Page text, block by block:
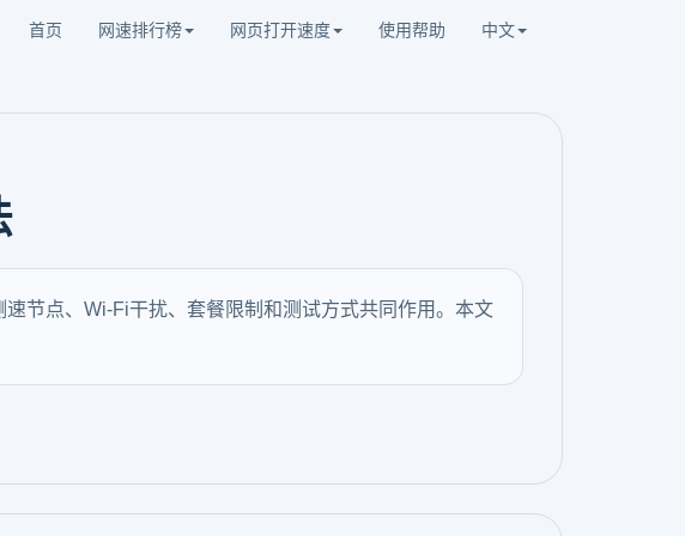
首页 网速排行榜 网页打开速度 使用帮助 中文
节点、Wi‑Fi干扰、套餐限制和测试方式共同作用。本文